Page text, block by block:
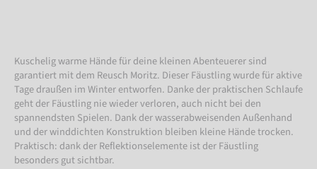
Kuschelig warme Hände für deine kleinen Abenteuerer sind
garantiert mit dem Reusch Moritz. Dieser Fäustling wurde für aktive
Tage draußen im Winter entworfen. Danke der praktischen Schlaufe
geht der Fäustling nie wieder verloren, auch nicht bei den
spannendsten Spielen. Dank der wasserabweisenden Außenhand
und der winddichten Konstruktion bleiben kleine Hände trocken.
Praktisch: dank der Reflektionselemente ist der Fäustling
besonders gut sichtbar.